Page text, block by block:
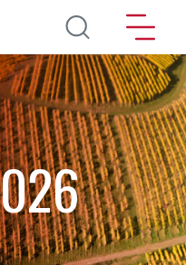
al contenido principal